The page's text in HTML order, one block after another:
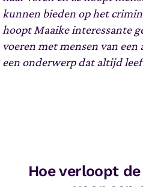
kunnen bieden op het
hoopt Maaike interessante
voeren met mensen van een
een onderwerp dat altijd
Hoe verloopt